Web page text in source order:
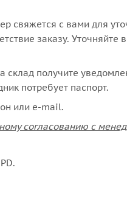
свяжется с вами для
заказу. Уточняйте
получите
потребует паспорт.
или e-mail.
согласованию с